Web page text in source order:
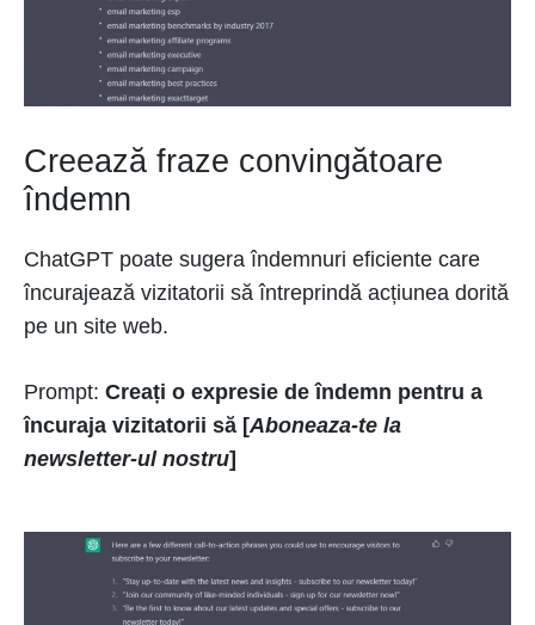
Creează fraze convingătoare
îndemn
ChatGPT poate sugera îndemnuri eficiente care
încurajează vizitatorii să întreprindă acțiunea dorită
pe un site web.
Prompt: Creați o expresie de îndemn pentru a
încuraja vizitatorii să [Aboneaza-te la
newsletter-ul nostru]